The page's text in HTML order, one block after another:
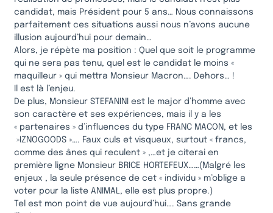
candidat, mais Président pour 5 ans… Nous connaissons
parfaitement ces situations aussi nous n’avons aucune
illusion aujourd’hui pour demain…
Alors, je répète ma position : Quel que soit le programme
qui ne sera pas tenu, quel est le candidat le moins «
maquilleur » qui mettra Monsieur Macron…. Dehors… !
Il est là l’enjeu.
De plus, Monsieur STEFANINI est le major d’homme avec
son caractère et ses expériences, mais il y a les
« partenaires » d’influences du type FRANC MACON, et les
»IZNOGOODS »…. Faux culs et visqueux, surtout « francs,
comme des ânes qui reculent » ,…et je citerai en
première ligne Monsieur BRICE HORTEFEUX……(Malgré les
enjeux , la seule présence de cet « individu » m’oblige a
voter pour la liste ANIMAL, elle est plus propre.)
Tel est mon point de vue aujourd’hui…. Sans grande